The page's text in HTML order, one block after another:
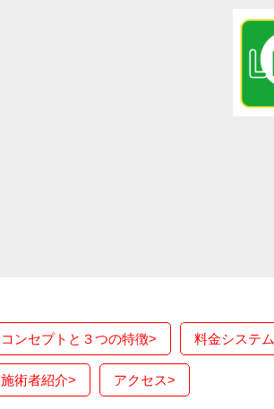
コンセプトと３つの特徴> 料金システム
施術者紹介> アクセス>